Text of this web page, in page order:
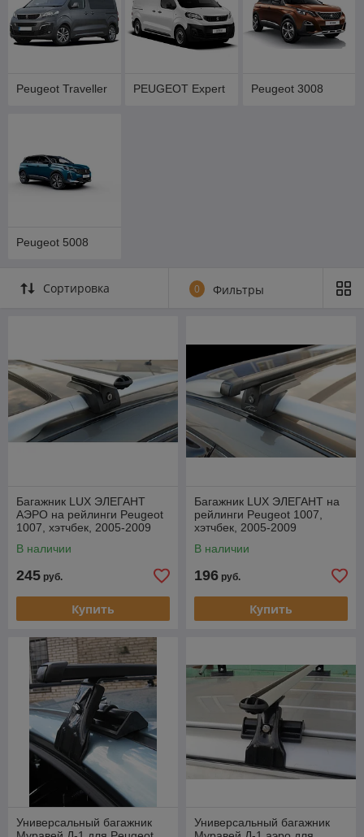
Peugeot Traveller PEUGEOT Expert Peugeot 3008
Peugeot 5008
Сортировка 0 Фильтры
Багажник LUX ЭЛЕГАНТ
АЭРО на рейлинги Peugeot
1007, хэтчбек, 2005-2009
В наличии
245 руб.
Купить
Багажник LUX ЭЛЕГАНТ на
рейлинги Peugeot 1007,
хэтчбек, 2005-2009
В наличии
196 руб.
Купить
Универсальный багажник
Универсальный багажник